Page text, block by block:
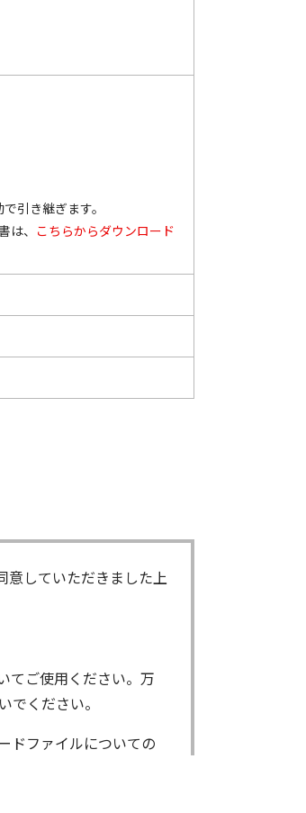
引き継ぎます。
、 こちらからダウンロード
意していただきました上
てご使用ください。万
ください。
ドファイルについての